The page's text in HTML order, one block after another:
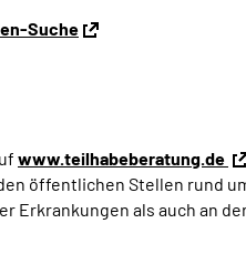
Suche
www.teilhabeberatung.de
öffentlichen Stellen rund
Erkrankungen als auch an